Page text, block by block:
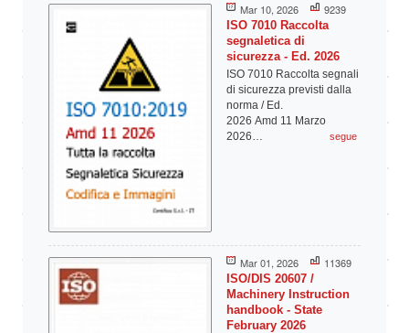
Mar 10, 2026 9239
ISO 7010 Raccolta
segnaletica di
sicurezza - Ed. 2026
ISO 7010 Raccolta segnali
di sicurezza previsti dalla
norma / Ed.
2026 Amd 11 Marzo
2026…
segue
Mar 01, 2026 11369
ISO/DIS 20607 /
Machinery Instruction
handbook - State
February 2026